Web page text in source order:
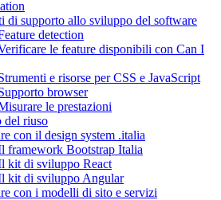
di supporto allo sviluppo del software
detection
le feature disponibili con Can I
e risorse per CSS e JavaScript
browser
le prestazioni
del riuso
con il design system .italia
framework Bootstrap Italia
kit di sviluppo React
kit di sviluppo Angular
con i modelli di sito e servizi